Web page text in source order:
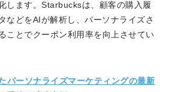
します。Starbucksは、顧客の購入履
などをAIが解析し、パーソナライズさ
ことでクーポン利用率を向上させてい
パーソナライズマーケティングの最新